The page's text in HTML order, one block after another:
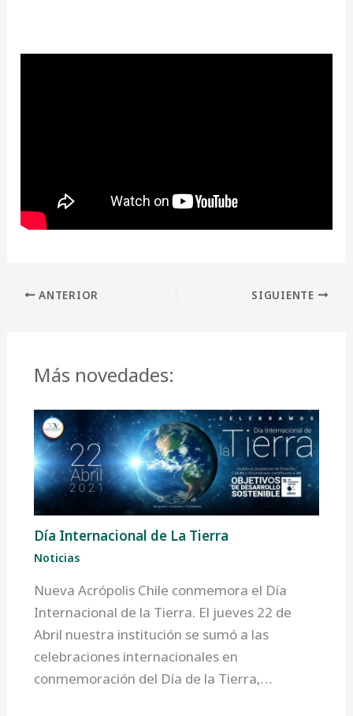
ANTERIOR SIGUIENTE
Más novedades:
Día Internacional de La Tierra
Noticias
Nueva Acrópolis Chile conmemora el Día
Internacional de la Tierra. El jueves 22 de
Abril nuestra institución se sumó a las
celebraciones internacionales en
conmemoración del Día de la Tierra,…